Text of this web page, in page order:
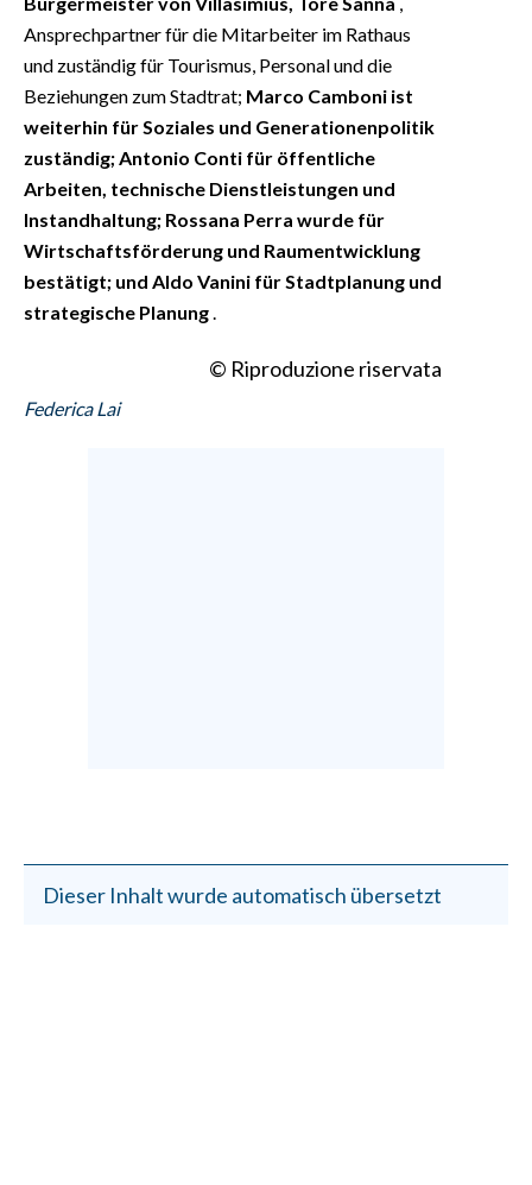
Ansprechpartner für die Mitarbeiter im Rathaus
und zuständig für Tourismus, Personal und die
Beziehungen zum Stadtrat; Marco Camboni ist
weiterhin für Soziales und Generationenpolitik
zuständig; Antonio Conti für öffentliche
Arbeiten, technische Dienstleistungen und
Instandhaltung; Rossana Perra wurde für
Wirtschaftsförderung und Raumentwicklung
bestätigt; und Aldo Vanini für Stadtplanung und
strategische Planung
© Riproduzione riservata
Federica Lai
Dieser Inhalt wurde automatisch übersetzt